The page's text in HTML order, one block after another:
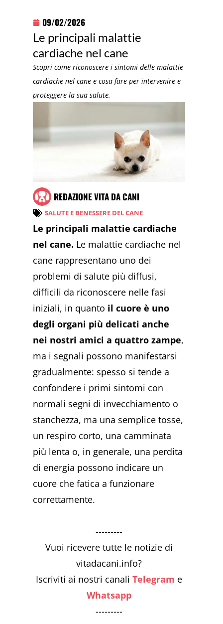
09/02/2026
Le principali malattie
cardiache nel cane
Scopri come riconoscere i sintomi delle malattie
cardiache nel cane e cosa fare per intervenire e
proteggere la sua salute.
REDAZIONE VITA DA CANI
SALUTE E BENESSERE DEL CANE
Le principali malattie cardiache
nel cane. Le malattie cardiache nel
cane rappresentano uno dei
problemi di salute più diffusi,
difficili da riconoscere nelle fasi
iniziali, in quanto il cuore è uno
degli organi più delicati anche
nei nostri amici a quattro zampe,
ma i segnali possono manifestarsi
gradualmente: spesso si tende a
confondere i primi sintomi con
normali segni di invecchiamento o
stanchezza, ma una semplice tosse,
un respiro corto, una camminata
più lenta o, in generale, una perdita
di energia possono indicare un
cuore che fatica a funzionare
correttamente.
---------
Vuoi ricevere tutte le notizie di
vitadacani.info?
Iscriviti ai nostri canaliTelegram e
Whatsapp
---------